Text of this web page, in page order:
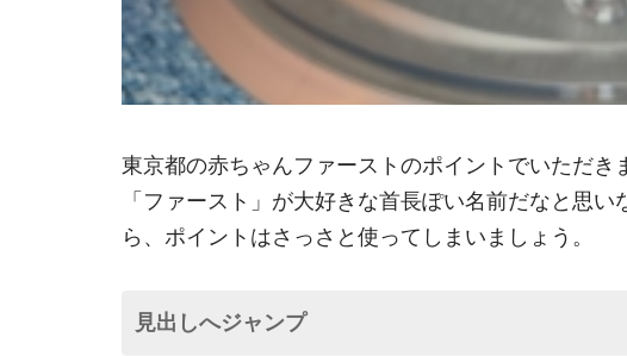
東京都の赤ちゃんファーストのポイントでいただき
「ファースト」が大好きな首長ぽい名前だなと思
ら、ポイントはさっさと使ってしまいましょう。
見出しへジャンプ